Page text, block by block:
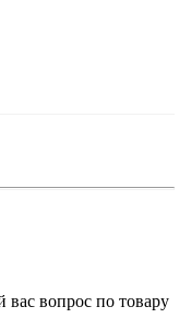
вопрос по товару